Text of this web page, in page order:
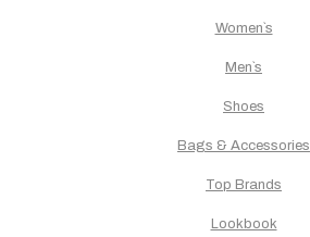
Women`s
Men`s
Shoes
Bags & Accessories
Top Brands
Lookbook